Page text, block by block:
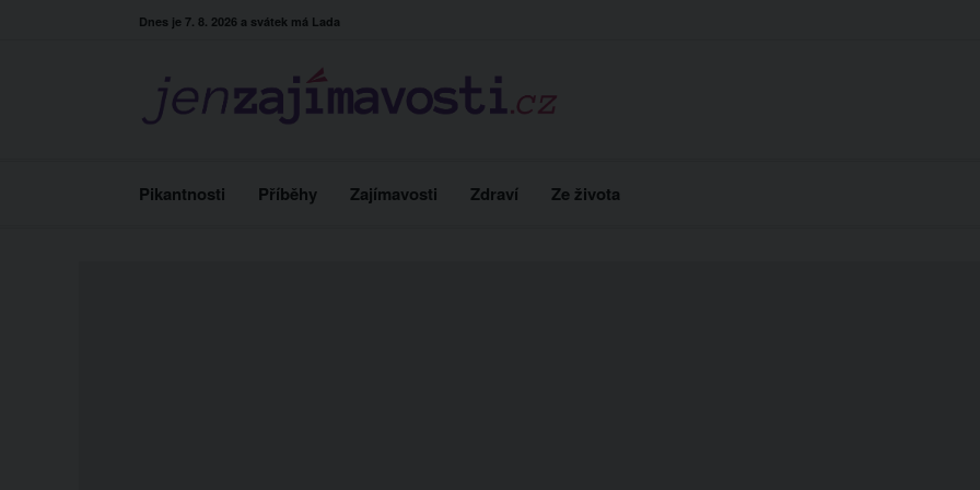
Dnes je 7. 8. 2026 a svátek má Lada
Pikantnosti Příběhy Zajímavosti Zdraví Ze života